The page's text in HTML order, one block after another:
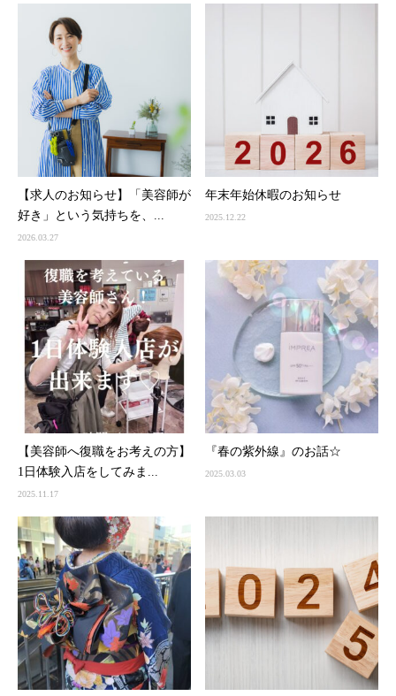
【求人のお知らせ】「美容師が
好き」という気持ちを、...
2026.03.27
年末年始休暇のお知らせ
2025.12.22
【美容師へ復職をお考えの方】
1日体験入店をしてみま...
2025.11.17
『春の紫外線』のお話☆
2025.03.03